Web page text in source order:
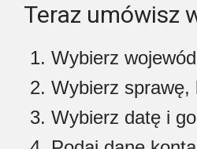
Teraz umówisz
Wybierz
Wybierz sprawę,
Wybierz datę i